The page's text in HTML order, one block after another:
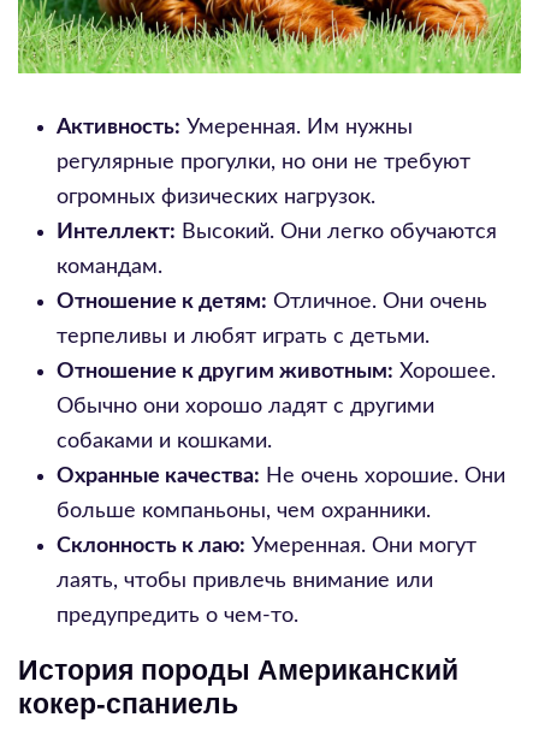
Активность: Умеренная. Им нужны
регулярные прогулки, но они не требуют
огромных физических нагрузок.
Интеллект: Высокий. Они легко обучаются
командам.
Отношение к детям: Отличное. Они очень
терпеливы и любят играть с детьми.
Отношение к другим животным: Хорошее.
Обычно они хорошо ладят с другими
собаками и кошками.
Охранные качества: Не очень хорошие. Они
больше компаньоны, чем охранники.
Склонность к лаю: Умеренная. Они могут
лаять, чтобы привлечь внимание или
предупредить о чем-то.
История породы Американский
кокер-спаниель